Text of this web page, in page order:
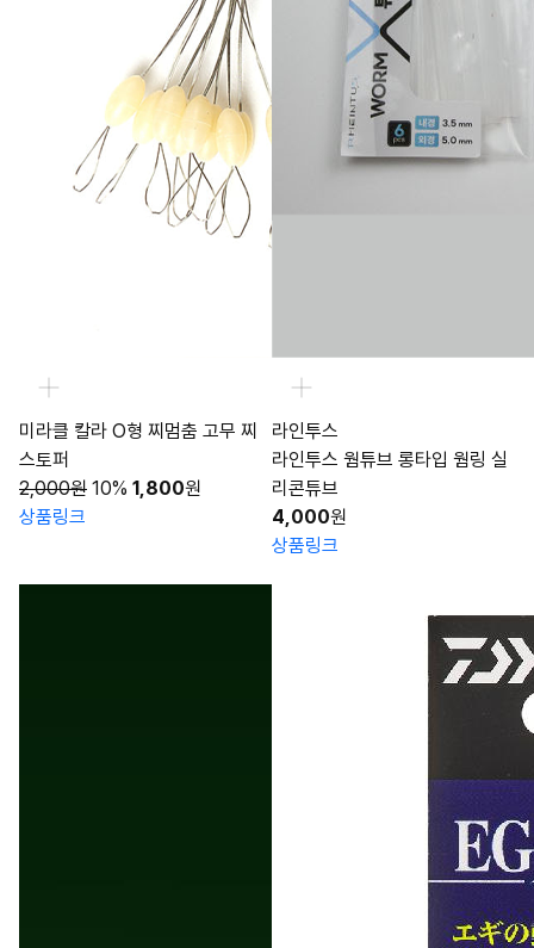
미라클 칼라 O형 찌멈춤 고무 찌
스토퍼
2,000원 10% 1,800원
상품링크
라인투스
라인투스 웜튜브 롱타입 웜링 실
리콘튜브
4,000원
상품링크